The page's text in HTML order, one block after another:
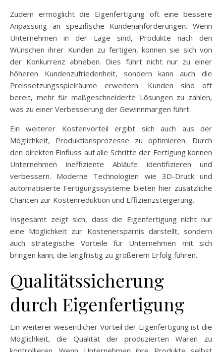
Zudem ermöglicht die Eigenfertigung oft eine bessere
Anpassung an spezifische Kundenanforderungen. Wenn
Unternehmen in der Lage sind, Produkte nach den
Wünschen ihrer Kunden zu fertigen, können sie sich von
der Konkurrenz abheben. Dies führt nicht nur zu einer
höheren Kundenzufriedenheit, sondern kann auch die
Preissetzungsspielräume erweitern. Kunden sind oft
bereit, mehr für maßgeschneiderte Lösungen zu zahlen,
was zu einer Verbesserung der Gewinnmargen führt.
Ein weiterer Kostenvorteil ergibt sich auch aus der
Möglichkeit, Produktionsprozesse zu optimieren. Durch
den direkten Einfluss auf alle Schritte der Fertigung können
Unternehmen ineffiziente Abläufe identifizieren und
verbessern. Moderne Technologien wie 3D-Druck und
automatisierte Fertigungssysteme bieten hier zusätzliche
Chancen zur Kostenreduktion und Effizienzsteigerung.
Insgesamt zeigt sich, dass die Eigenfertigung nicht nur
eine Möglichkeit zur Kostenersparnis darstellt, sondern
auch strategische Vorteile für Unternehmen mit sich
bringen kann, die langfristig zu größerem Erfolg führen.
Qualitätssicherung
durch Eigenfertigung
Ein weiterer wesentlicher Vorteil der Eigenfertigung ist die
Möglichkeit, die Qualität der produzierten Waren zu